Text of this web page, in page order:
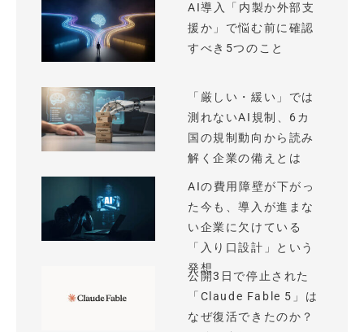
AI導入「内製か外部支
援か」で悩む前に確認
すべき5つのこと
「厳しい・緩い」では
測れないAI規制、6カ
国の規制動向から読み
解く企業の備えとは
AIの費用障壁が下がっ
た今も、導入が進まな
い企業に欠けている
「入り口設計」という
発想
公開3日で停止された
「Claude Fable 5」は
なぜ復活できたのか？